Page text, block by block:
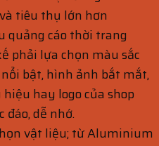
tiêu thụ lớn hơn
quảng cáo thời trang
phải lựa chọn màu sắc
bật, hình ảnh bắt mắt,
hay logo của shop
đáo, dễ nhớ.
vật liệu; từ Aluminium